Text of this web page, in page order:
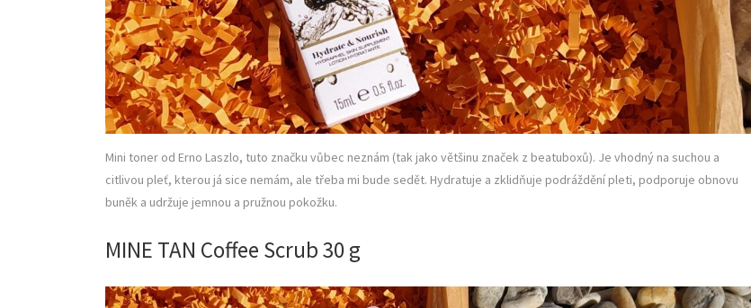
Mini toner od Erno Laszlo, tuto značku vůbec neznám (tak jako většinu značek z beatuboxů). Je vhodný na suchou a
citlivou pleť, kterou já sice nemám, ale třeba mi bude sedět. Hydratuje a zklidňuje podráždění pleti, podporuje obnovu
buněk a udržuje jemnou a pružnou pokožku.
MINE TAN Coffee Scrub 30 g